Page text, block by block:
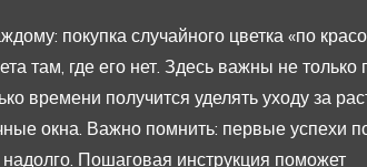
покупка случайного цветка «по
там, где его нет. Здесь важны не только
времени получится уделять уходу за
окна. Важно помнить: первые успехи
Пошаговая инструкция поможет